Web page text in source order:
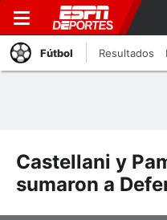
Fútbol Resultados
Castellani y
sumaron a